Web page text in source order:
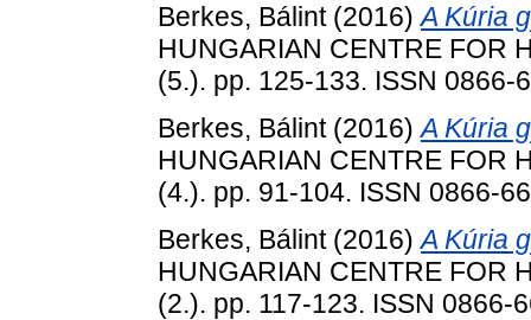
Berkes, Bálint(2016)A Kúria
HUNGARIAN CENTRE FOR
(5.). pp. 125-133. ISSN 0866-
Berkes, Bálint(2016)A Kúria
HUNGARIAN CENTRE FOR
(4.). pp. 91-104. ISSN 0866-
Berkes, Bálint(2016)A Kúria
HUNGARIAN CENTRE FOR
(2.). pp. 117-123. ISSN 0866-